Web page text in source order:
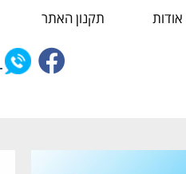
אודות תקנון האתר